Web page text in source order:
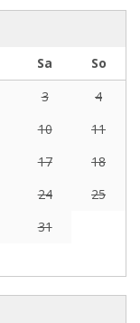
Sa
So
3
4
10
11
17
18
24
25
31